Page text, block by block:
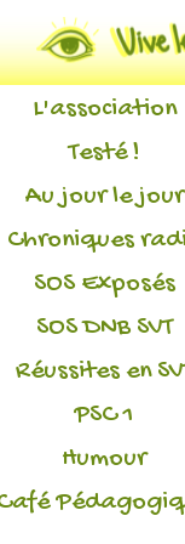
Actualités
L'association
Testé !
Au jour le jour
Chroniques
SOS Exposés
SOS DNB SVT
Réussites en
PSC 1
Humour